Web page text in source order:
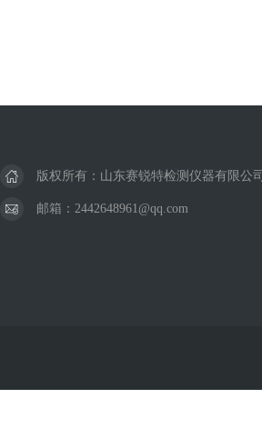
版权所有：山东赛锐特检测仪器有限公司
邮箱：2442648961@qq.com